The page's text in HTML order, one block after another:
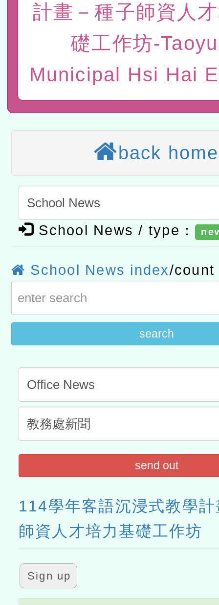
研究院辦理「115年表揚
位及節水達人選拔活動」
115年8月22日(星期六)辦
市孔廟祈福系列活動—儒
2026年桃園地景藝術節教
結果公告(無人報名，續辦
適應運動共學行動站研習
本館辦理115年度閱讀磐
讀推動專業研習
A3數位素養講師名單
「數位內容與教學軟體線
t」
有關大陸委員會函釋公務
赴陸應申請許可一案
轉知經濟部水利署委託財
位及節水達人選拔活動」
市孔廟祈福系列活動—儒
航」
2026年桃園地景藝術節教
計畫－種子師資人
礎工作坊-
Municipal Hsi Hai
back home
School News / type：
School News index/count
search
send out
114學年客語沉浸式教學
師資人才培力基礎工作坊
Sign up